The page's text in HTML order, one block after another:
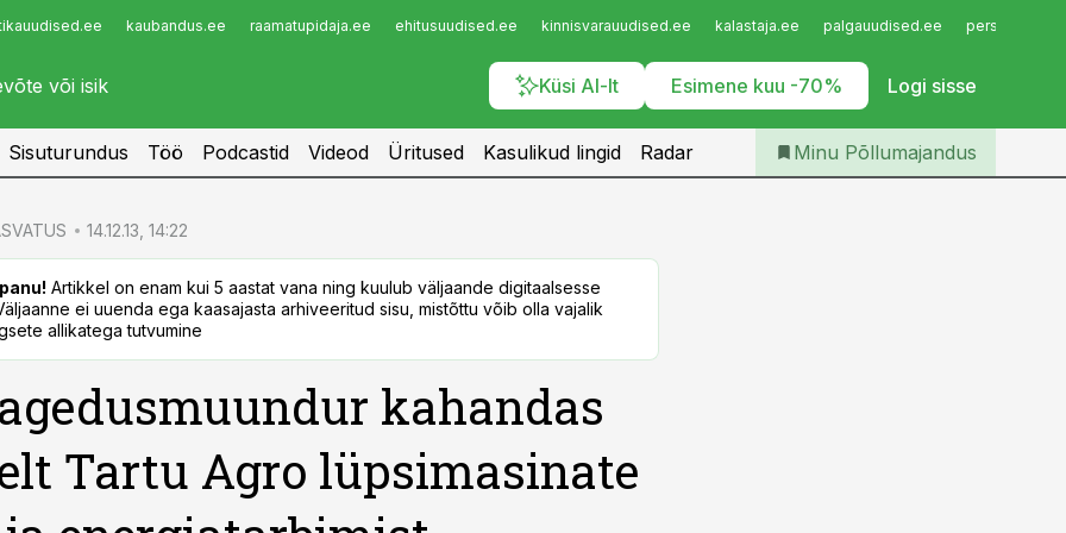
kaubandus.ee raamatupidaja.ee ehitusuudised.ee kinnisvarauudised.ee kalastaja.ee palgauudised.ee
Küsi AI-lt Esimene kuu -70% Logi sisse
Infopank
Iseteenindus
Telli Põllumajandus
Sisuturundus Töö Podcastid Videod Üritused Kasulikud lingid Radar Minu Põllumajandus
14.12.13, 14:22
Artikkel on enam kui 5 aastat vana ning kuulub väljaande digitaalsesse
ei uuenda ega kaasajasta arhiveeritud sisu, mistõttu võib olla vajalik
allikatega tutvumine
kahandas
Tartu Agro lüpsimasinate